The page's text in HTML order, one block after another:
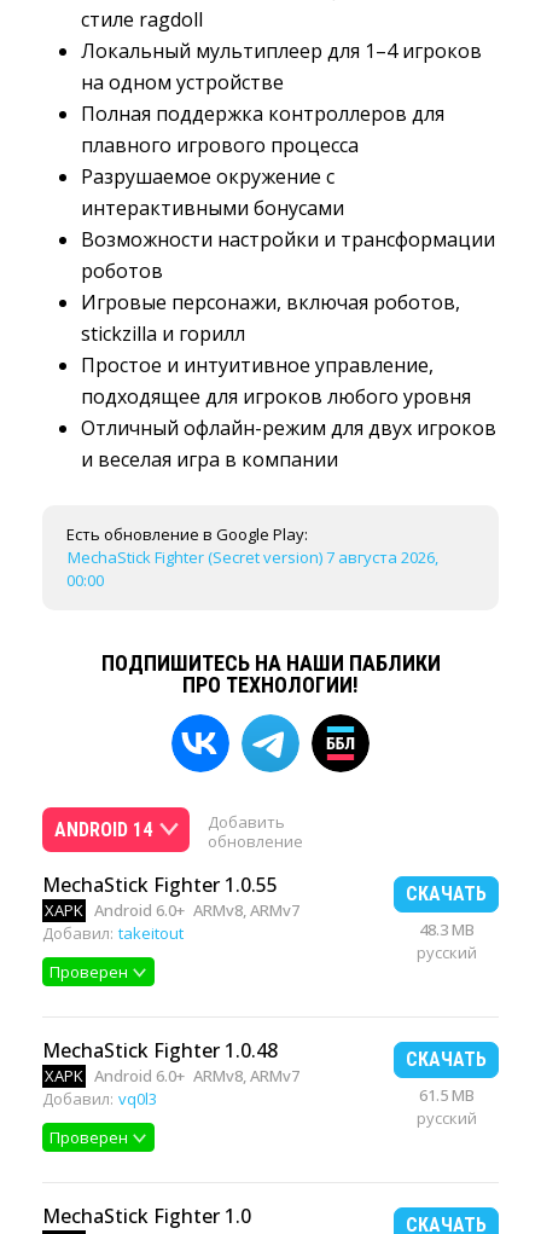
стиле ragdoll
Локальный мультиплеер для 1–4 игроков
на одном устройстве
Полная поддержка контроллеров для
плавного игрового процесса
Разрушаемое окружение с
интерактивными бонусами
Возможности настройки и трансформации
роботов
Игровые персонажи, включая роботов,
stickzilla и горилл
Простое и интуитивное управление,
подходящее для игроков любого уровня
Отличный офлайн-режим для двух игроков
и веселая игра в компании
Есть обновление в Google Play:
MechaStick Fighter (Secret version) 7 августа 2026,
00:00
ПОДПИШИТЕСЬ НА НАШИ ПАБЛИКИ
ПРО ТЕХНОЛОГИИ!
ANDROID 14
Добавить
обновление
MechaStick Fighter 1.0.55
XAPK Android 6.0+ ARMv8, ARMv7
Добавил: takeitout
Проверен
СКАЧАТЬ
48.3 MB
русский
MechaStick Fighter 1.0.48
XAPK Android 6.0+ ARMv8, ARMv7
Добавил: vq0l3
Проверен
СКАЧАТЬ
61.5 MB
русский
MechaStick Fighter 1.0 СКАЧАТЬ